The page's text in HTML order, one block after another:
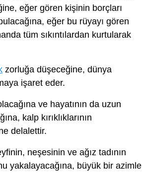
eğer gören kişinin borçları
eğer bu rüyayı gören
tüm sıkıntılardan kurtularak
zorluğa düşeceğine, dünya
işaret eder.
ve hayatının da uzun
kalp kırıklıklarının
delalettir.
neşesinin ve ağız tadının
yakalayacağına, büyük bir azimle